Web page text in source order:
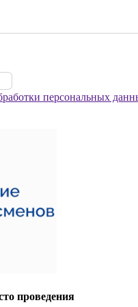
персональных
проведения